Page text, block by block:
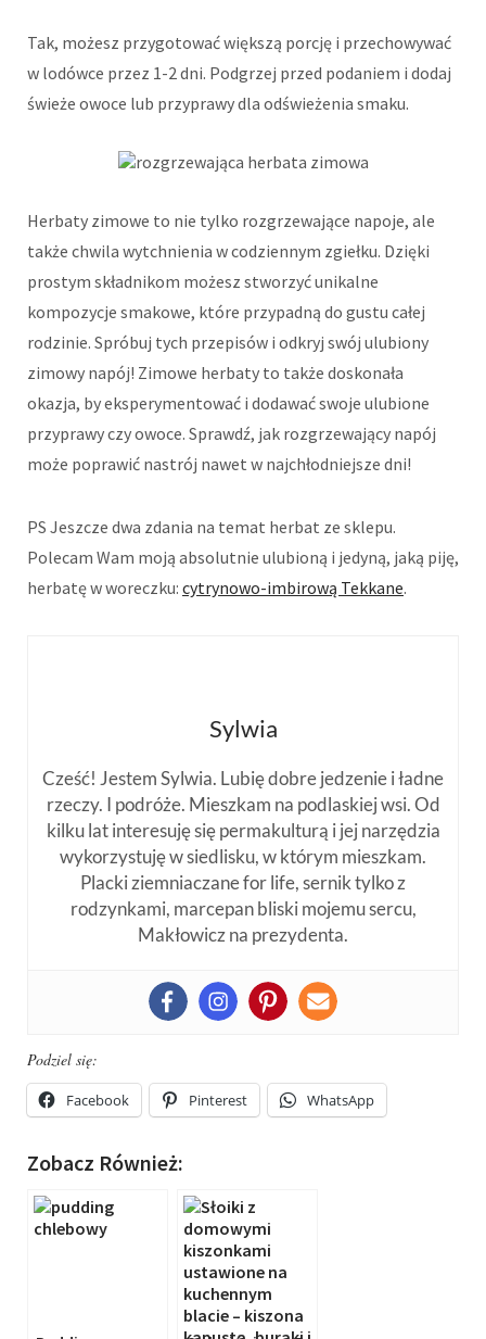
Tak, możesz przygotować większą porcję i przechowywać
w lodówce przez 1-2 dni. Podgrzej przed podaniem i dodaj
świeże owoce lub przyprawy dla odświeżenia smaku.
Herbaty zimowe to nie tylko rozgrzewające napoje, ale
także chwila wytchnienia w codziennym zgiełku. Dzięki
prostym składnikom możesz stworzyć unikalne
kompozycje smakowe, które przypadną do gustu całej
rodzinie. Spróbuj tych przepisów i odkryj swój ulubiony
zimowy napój! Zimowe herbaty to także doskonała
okazja, by eksperymentować i dodawać swoje ulubione
przyprawy czy owoce. Sprawdź, jak rozgrzewający napój
może poprawić nastrój nawet w najchłodniejsze dni!
PS Jeszcze dwa zdania na temat herbat ze sklepu.
Polecam Wam moją absolutnie ulubioną i jedyną, jaką piję,
herbatę w woreczku: cytrynowo-imbirową Tekkane.
Sylwia
Cześć! Jestem Sylwia. Lubię dobre jedzenie i ładne
rzeczy. I podróże. Mieszkam na podlaskiej wsi. Od
kilku lat interesuję się permakulturą i jej narzędzia
wykorzystuję w siedlisku, w którym mieszkam.
Placki ziemniaczane for life, sernik tylko z
rodzynkami, marcepan bliski mojemu sercu,
Makłowicz na prezydenta.
Podziel się:
Facebook Pinterest WhatsApp
Zobacz Również: